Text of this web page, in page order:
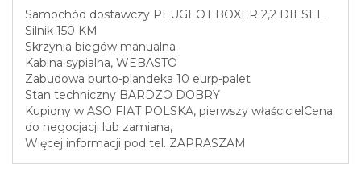
Samochód dostawczy PEUGEOT BOXER 2,2 DIESEL
Silnik 150 KM
Skrzynia biegów manualna
Kabina sypialna, WEBASTO
Zabudowa burto-plandeka 10 eurp-palet
Stan techniczny BARDZO DOBRY
Kupiony w ASO FIAT POLSKA, pierwszy właścicielCena
do negocjacji lub zamiana,
Więcej informacji pod tel. ZAPRASZAM